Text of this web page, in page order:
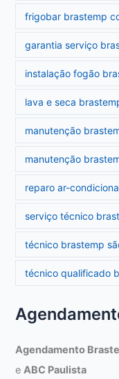
frigobar brastemp
garantia serviço
instalação fogão
lava e seca
manutenção
manutenção
reparo ar-
serviço técnico
técnico brastemp
técnico qualificado
Agendamento
eABC Paulista